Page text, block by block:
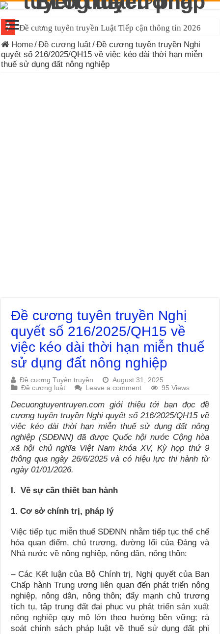
Đề cương tuyên truyền Luật Tiếp cận thông tin 2026
Home/Đề cương luật/Đề cương tuyên truyền Nghị
quyết số 216/2025/QH15 về việc kéo dài thời hạn miễn
thuế sử dụng đất nông nghiệp
Đề cương tuyên truyền Nghị
quyết số 216/2025/QH15 về
việc kéo dài thời hạn miễn thuế
sử dụng đất nông nghiệp
Đề cương Tuyên truyền
August 31, 2025
Đề cương luật
Leave a comment 95 Views
Decuongtuyentruyen.com giới thiệu tới bạn đọc đề
cương tuyên truyền Nghị quyết số 216/2025/QH15 về
việc kéo dài thời hạn miễn thuế sử dụng đất nông
nghiệp (SDĐNN) đã được Quốc hội nước Cộng hòa
xã hội chủ nghĩa Việt Nam khóa XV, Kỳ họp thứ 9
thông qua ngày 26/6/2025 và có hiệu lực thi hành từ
ngày 01/01/2026.
I. Về sự cần thiết ban hành
1. Cơ sở chính trị, pháp lý
Việc tiếp tục miễn thuế SDĐNN nhằm tiếp tục thể chế
hóa quan điểm, chủ trương, đường lối của Đảng và
Nhà nước về nông nghiệp, nông dân, nông thôn:
– Các Kết luận của Bộ Chính trị, Nghị quyết của Ban
Chấp hành Trung ương liên quan đến phát triển nông
nghiệp, nông dân, nông thôn; đẩy mạnh chủ trương
tích tụ, tập trung đất đai phục vụ phát triểnsản xuất
nông nghiệpquy mô lớn theo hướng bền vững; rà
soát chính sách pháp luật về thuế sử dụng đất phi